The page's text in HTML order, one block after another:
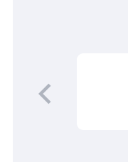
이전
반으로 어떤
URL감시